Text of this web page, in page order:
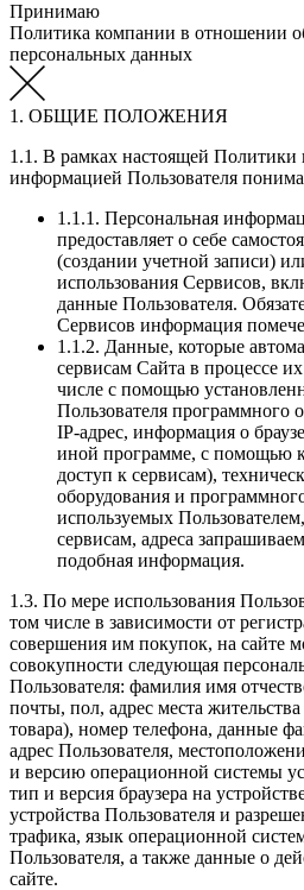
Принимаю
Политика компании в отношении
персональных данных
1. ОБЩИЕ ПОЛОЖЕНИЯ
1.1. В рамках настоящей Политики
информацией Пользователя
1.1.1. Персональная
предоставляет о себе
(создании учетной записи)
использования Сервисов,
данные Пользователя.
Сервисов информация
1.1.2. Данные, которые
сервисам Сайта в процессе
числе с помощью
Пользователя программного
IP-адрес, информация о
иной программе, с помощью
доступ к сервисам),
оборудования и
используемых
сервисам, адреса
подобная информация.
1.3. По мере использования
том числе в зависимости от
совершения им покупок, на сайте
совокупности следующая
Пользователя: фамилия имя
почты, пол, адрес места жительства
товара), номер телефона, данные
адрес Пользователя,
и версию операционной системы
тип и версия браузера на
устройства Пользователя и
трафика, язык операционной
Пользователя, а также данные о
сайте.